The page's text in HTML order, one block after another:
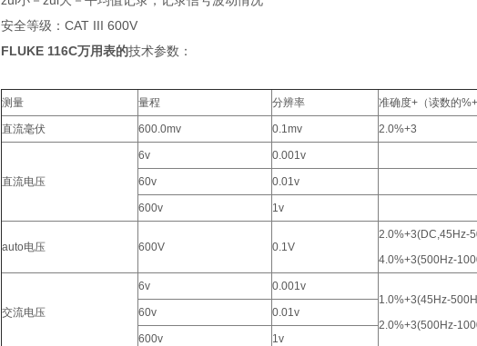
安全等级：CAT III 600V
FLUKE 116C万用表的技术参数：
测量 量程 分辨率 准确度+（读数的%+
直流毫伏 600.0mv 0.1mv 2.0%+3
直流电压
6v 0.001v
60v 0.01v
600v 1v
auto电压 600V 0.1V
2.0%+3(DC,45Hz-
4.0%+3(500Hz-
交流电压
6v
0.001v
1.0%+3(45Hz-
2.0%+3(500Hz-
60v 0.01v
600v 1v